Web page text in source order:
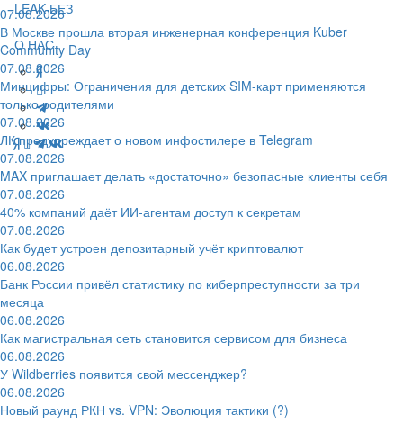
LEAK-БЕЗ
О НАС
07.08.2026
В Москве прошла вторая инженерная конференция Kuber
Community Day
07.08.2026
Минцифры: Ограничения для детских SIM-карт применяются
только родителями
07.08.2026
ЛК предупреждает о новом инфостилере в Telegram
07.08.2026
MAX приглашает делать «достаточно» безопасные клиенты себя
07.08.2026
40% компаний даёт ИИ‑агентам доступ к секретам
07.08.2026
Как будет устроен депозитарный учёт криптовалют
06.08.2026
Банк России привёл статистику по киберпреступности за три
месяца
06.08.2026
Как магистральная сеть становится сервисом для бизнеса
06.08.2026
У Wildberries появится свой мессенджер?
06.08.2026
Новый раунд РКН vs. VPN: Эволюция тактики (?)